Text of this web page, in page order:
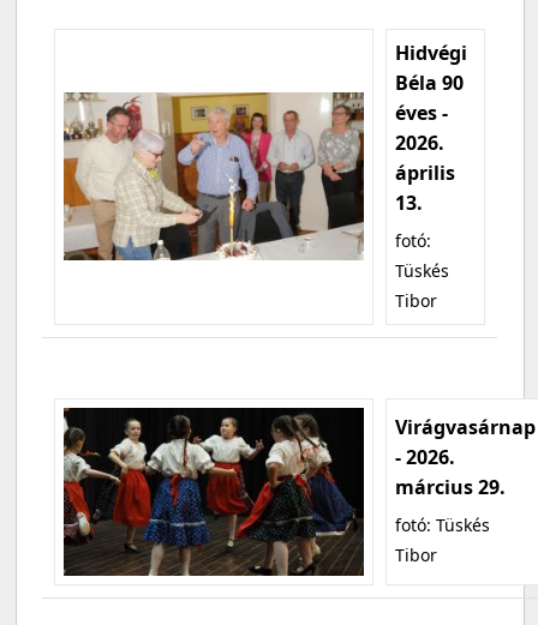
Hidvégi
Béla 90
éves -
2026.
április
13.
fotó:
Tüskés
Tibor
Virágvasárnap
- 2026.
március 29.
fotó: Tüskés
Tibor